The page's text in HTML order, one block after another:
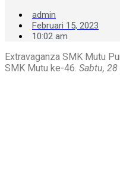
admin
Februari 15, 2023
10:02 am
Extravaganza SMK Mutu
SMK Mutu ke-46. Sabtu,